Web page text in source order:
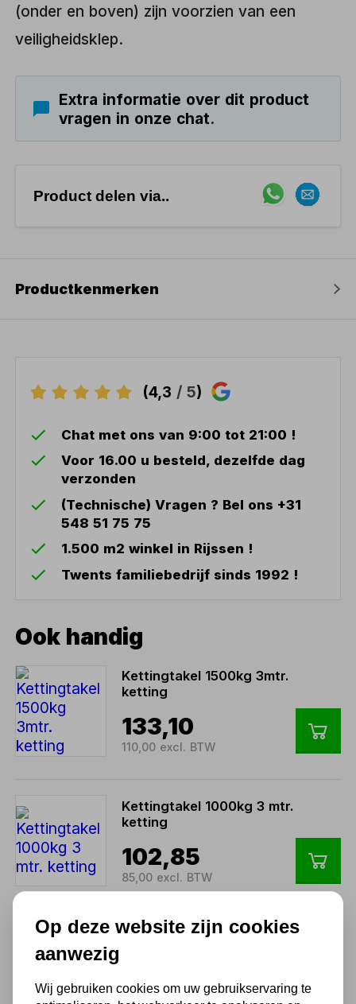
(onder en boven) zijn voorzien van een
veiligheidsklep.
Extra informatie over dit product
vragen in onze chat.
Product delen via..
Productkenmerken
(4,3 / 5)
Chat met ons van 9:00 tot 21:00 !
Voor 16.00 u besteld, dezelfde dag
verzonden
(Technische) Vragen ? Bel ons +31
548 51 75 75
1.500 m2 winkel in Rijssen !
Twents familiebedrijf sinds 1992 !
Ook handig
Kettingtakel 1500kg 3mtr.
ketting
133,10
110,00 excl. BTW
Kettingtakel 1000kg 3 mtr.
ketting
102,85
85,00 excl. BTW
Kettingtakel 500kg 3mtr.
84,70
Op deze website zijn cookies
aanwezig
Wij gebruiken cookies om uw gebruikservaring te